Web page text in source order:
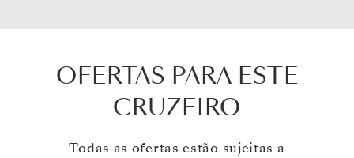
OFERTAS PARA ESTE
CRUZEIRO
Todas as ofertas estão sujeitas a